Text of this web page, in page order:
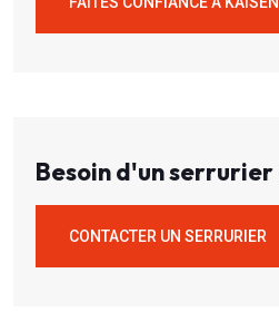
Besoin d'un serrurier
CONTACTER UN SERRURIER